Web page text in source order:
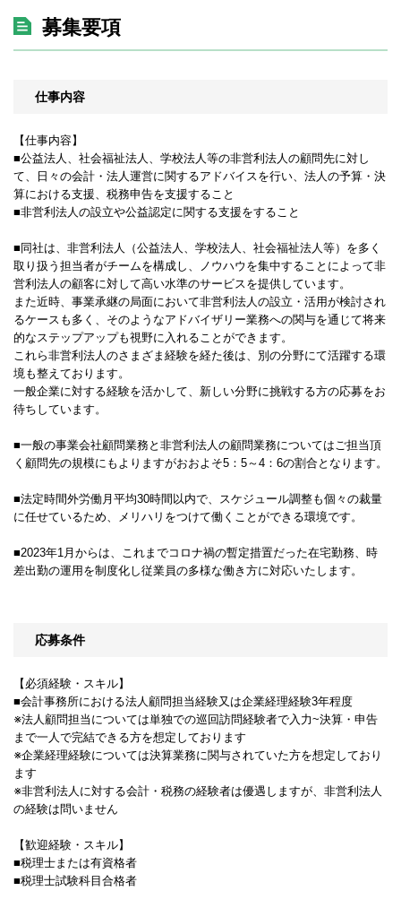
募集要項
仕事内容
【仕事内容】
■公益法人、社会福祉法人、学校法人等の非営利法人の顧問先に対し
て、日々の会計・法人運営に関するアドバイスを行い、法人の予算・決
算における支援、税務申告を支援すること
■非営利法人の設立や公益認定に関する支援をすること
■同社は、非営利法人（公益法人、学校法人、社会福祉法人等）を多く
取り扱う担当者がチームを構成し、ノウハウを集中することによって非
営利法人の顧客に対して高い水準のサービスを提供しています。
また近時、事業承継の局面において非営利法人の設立・活用が検討され
るケースも多く、そのようなアドバイザリー業務への関与を通じて将来
的なステップアップも視野に入れることができます。
これら非営利法人のさまざま経験を経た後は、別の分野にて活躍する環
境も整えております。
一般企業に対する経験を活かして、新しい分野に挑戦する方の応募をお
待ちしています。
■一般の事業会社顧問業務と非営利法人の顧問業務についてはご担当頂
く顧問先の規模にもよりますがおおよそ5：5～4：6の割合となります。
■法定時間外労働月平均30時間以内で、スケジュール調整も個々の裁量
に任せているため、メリハリをつけて働くことができる環境です。
■2023年1月からは、これまでコロナ禍の暫定措置だった在宅勤務、時
差出勤の運用を制度化し従業員の多様な働き方に対応いたします。
応募条件
【必須経験・スキル】
■会計事務所における法人顧問担当経験又は企業経理経験3年程度
※法人顧問担当については単独での巡回訪問経験者で入力~決算・申告
まで一人で完結できる方を想定しております
※企業経理経験については決算業務に関与されていた方を想定しており
ます
※非営利法人に対する会計・税務の経験者は優遇しますが、非営利法人
の経験は問いません
【歓迎経験・スキル】
■税理士または有資格者
■税理士試験科目合格者